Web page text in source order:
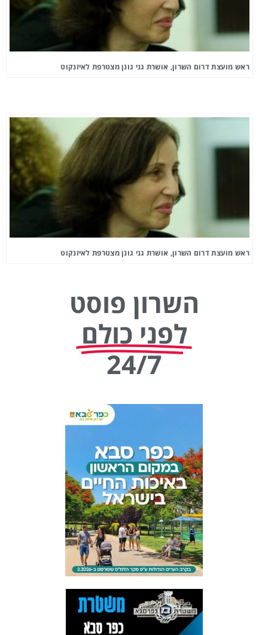
ראש מועצת דרום השרון, אושרת גני גונן מצטרפת לאיזנקוט
ראש מועצת דרום השרון, אושרת גני גונן מצטרפת לאיזנקוט
השרון פוסט
לפני כולם
24/7